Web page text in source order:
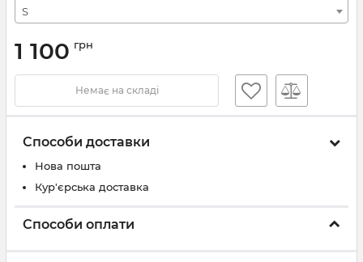
S
1 100 грн
Немає на складі
Способи доставки
Нова пошта
Кур'єрська доставка
Способи оплати